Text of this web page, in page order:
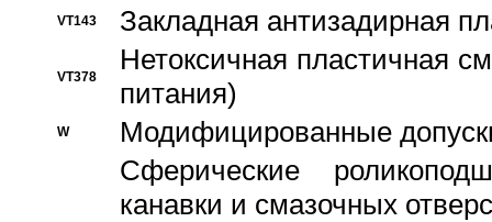
VT143 Закладная антизадирная
VT378
Нетоксичная пластичная
питания)
W
Модифицированные
Сферические
канавки и смазочных